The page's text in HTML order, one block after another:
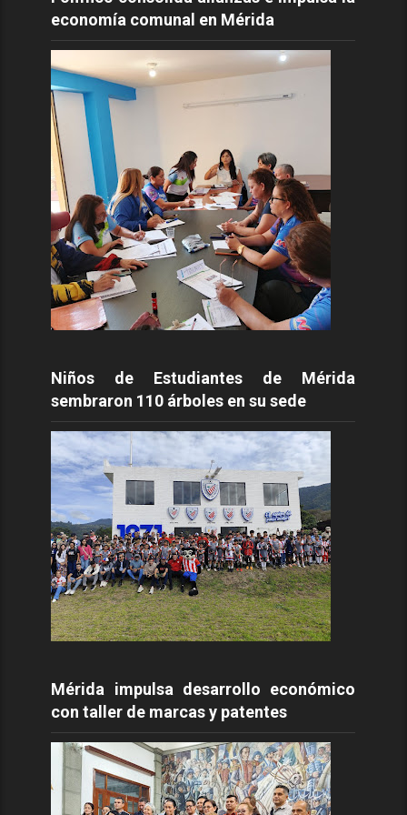
economía comunal en Mérida
Niños de Estudiantes de Mérida
sembraron 110 árboles en su sede
Mérida impulsa desarrollo económico
con taller de marcas y patentes